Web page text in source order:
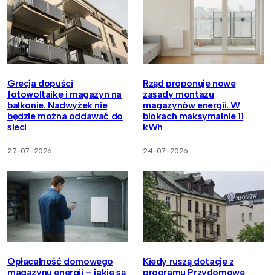
Grecja dopuści
fotowoltaikę i magazyn na
balkonie. Nadwyżek nie
będzie można oddawać do
sieci
27-07-2026
Rząd proponuje nowe
zasady montażu
magazynów energii. W
blokach maksymalnie 11
kWh
24-07-2026
Opłacalność domowego
magazynu energii – jakie są
Kiedy ruszą dotacje z
programu Przydomowe